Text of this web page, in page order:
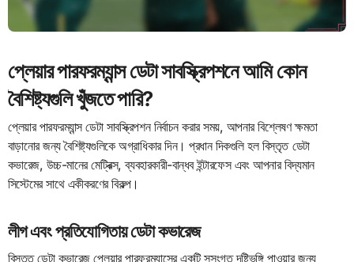
প্লেয়ার পারফরম্যান্স ডেটা সাবস্ক্রিপশনে আমি কোন
বৈশিষ্ট্যগুলি খুঁজতে পারি?
প্লেয়ার পারফরম্যান্স ডেটা সাবস্ক্রিপশন নির্বাচন করার সময়, আপনার বিশ্লেষণ ক্ষমতা
বাড়ানোর জন্য বৈশিষ্ট্যগুলিকে অগ্রাধিকার দিন। প্রধান দিকগুলি হল বিস্তৃত ডেটা
কভারেজ, উচ্চ-মানের মেট্রিক্স, ব্যবহারকারী-বান্ধব ইন্টারফেস এবং আপনার বিদ্যমান
সিস্টেমের সাথে একীকরণের বিকল্প।
লীগ এবং প্রতিযোগিতায় ডেটা কভারেজ
বিস্তৃত ডেটা কভারেজ প্লেয়ার পারফরম্যান্সের একটি সুসংগত দৃষ্টিভঙ্গি পাওয়ার জন্য